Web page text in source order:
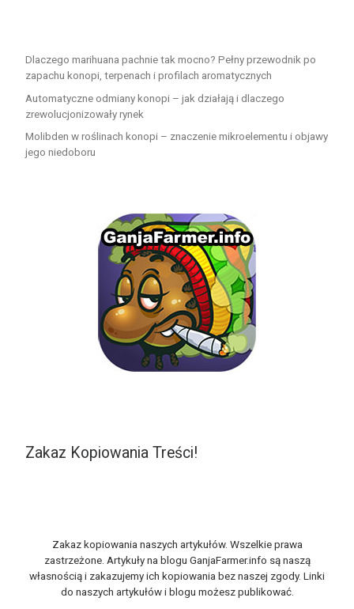
Dlaczego marihuana pachnie tak mocno? Pełny przewodnik po
zapachu konopi, terpenach i profilach aromatycznych
Automatyczne odmiany konopi – jak działają i dlaczego
zrewolucjonizowały rynek
Molibden w roślinach konopi – znaczenie mikroelementu i objawy
jego niedoboru
Zakaz Kopiowania Treści!
Zakaz kopiowania naszych artykułów. Wszelkie prawa
zastrzeżone. Artykuły na blogu GanjaFarmer.info są naszą
własnością i zakazujemy ich kopiowania bez naszej zgody. Linki
do naszych artykułów i blogu możesz publikować.